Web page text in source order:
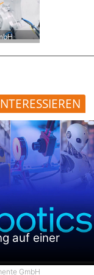
auf einer
GmbH